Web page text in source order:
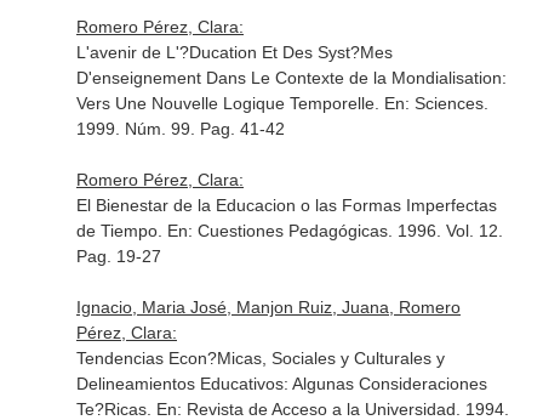
Romero Pérez, Clara:
L'avenir de L'?Ducation Et Des Syst?Mes
D'enseignement Dans Le Contexte de la Mondialisation:
Vers Une Nouvelle Logique Temporelle. En: Sciences.
1999. Núm. 99. Pag. 41-42
Romero Pérez, Clara:
El Bienestar de la Educacion o las Formas Imperfectas
de Tiempo. En: Cuestiones Pedagógicas. 1996. Vol. 12.
Pag. 19-27
Ignacio, Maria José, Manjon Ruiz, Juana, Romero
Pérez, Clara:
Tendencias Econ?Micas, Sociales y Culturales y
Delineamientos Educativos: Algunas Consideraciones
Te?Ricas. En: Revista de Acceso a la Universidad . 1994.